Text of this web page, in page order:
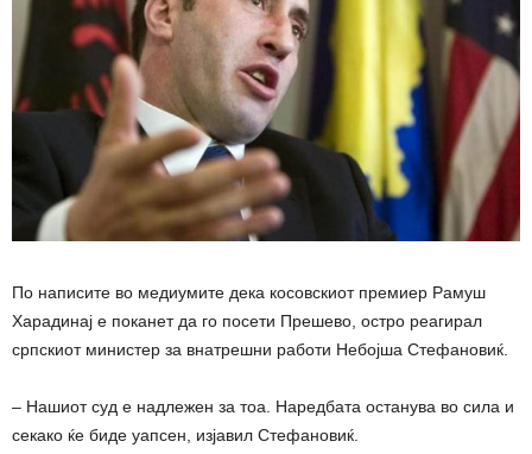
По написите во медиумите дека косовскиот премиер Рамуш
Харадинај е поканет да го посети Прешево, остро реагирал
српскиот министер за внатрешни работи Небојша Стефановиќ.
– Нашиот суд е надлежен за тоа. Наредбата останува во сила и
секако ќе биде уапсен, изјавил Стефановиќ.